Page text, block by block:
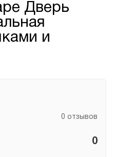
Дверь
и
0 отзывов
0